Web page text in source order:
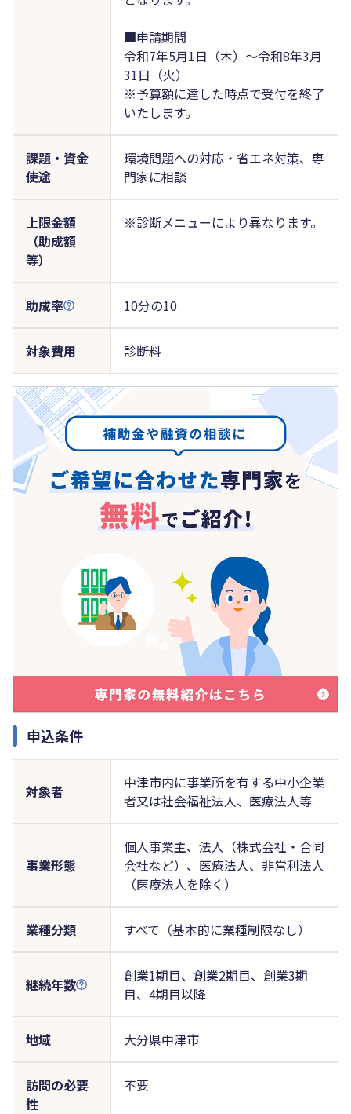
■申請期間
令和7年5月1日（木）～令和8年3月
31日（火）
※予算額に達した時点で受付を終了
いたします。
課題・資金
使途
環境問題への対応・省エネ対策、専
門家に相談
上限金額
（助成額
等）
※診断メニューにより異なります。
助成率 10分の10
対象費用 診断料
申込条件
対象者
中津市内に事業所を有する中小企業
者又は社会福祉法人、医療法人等
事業形態
個人事業主、法人（株式会社・合同
会社など）、医療法人、非営利法人
（医療法人を除く）
業種分類 すべて（基本的に業種制限なし）
継続年数
創業1期目、創業2期目、創業3期
目、4期目以降
地域 大分県中津市
訪問の必要
性
不要